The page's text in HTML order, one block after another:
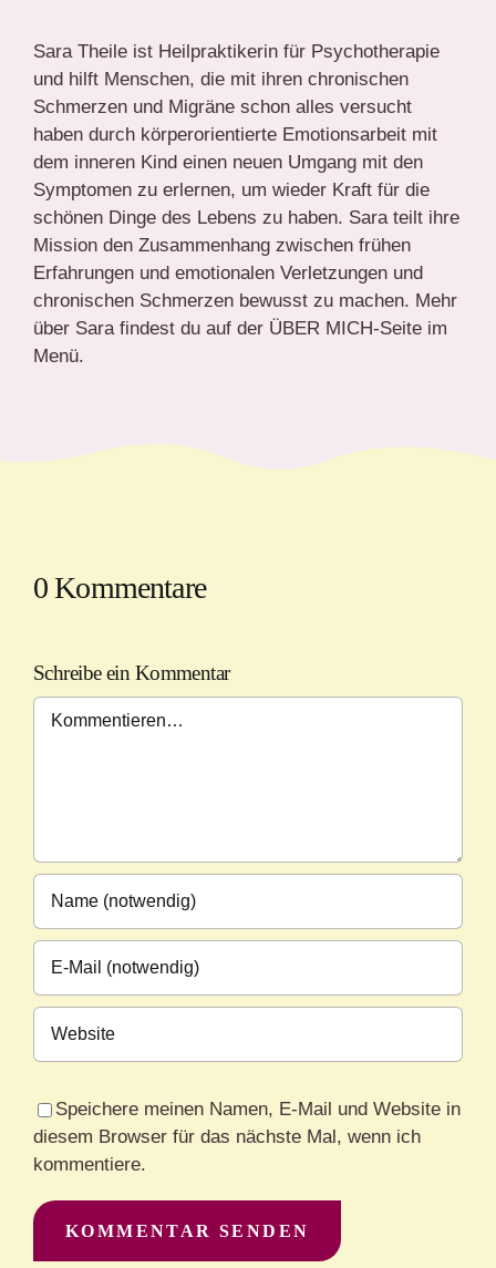
Sara Theile ist Heilpraktikerin für Psychotherapie
und hilft Menschen, die mit ihren chronischen
Schmerzen und Migräne schon alles versucht
haben durch körperorientierte Emotionsarbeit mit
dem inneren Kind einen neuen Umgang mit den
Symptomen zu erlernen, um wieder Kraft für die
schönen Dinge des Lebens zu haben. Sara teilt ihre
Mission den Zusammenhang zwischen frühen
Erfahrungen und emotionalen Verletzungen und
chronischen Schmerzen bewusst zu machen. Mehr
über Sara findest du auf der ÜBER MICH-Seite im
Menü.
0 Kommentare
Schreibe ein Kommentar
Kommentar
Speichere meinen Namen, E-Mail und Website in
diesem Browser für das nächste Mal, wenn ich
kommentiere.